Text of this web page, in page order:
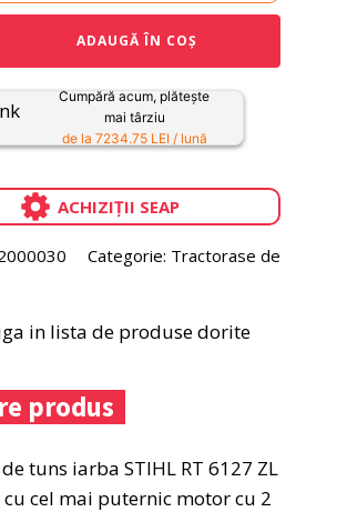
ADAUGĂ ÎN COȘ
Cumpără acum, plătește
mai târziu
de la 7234.75 LEI / lună
ACHIZIȚII SEAP
Categorie: Tractorase de
in lista de produse dorite
produs
tuns iarba STIHL RT 6127 ZL
cel mai puternic motor cu 2